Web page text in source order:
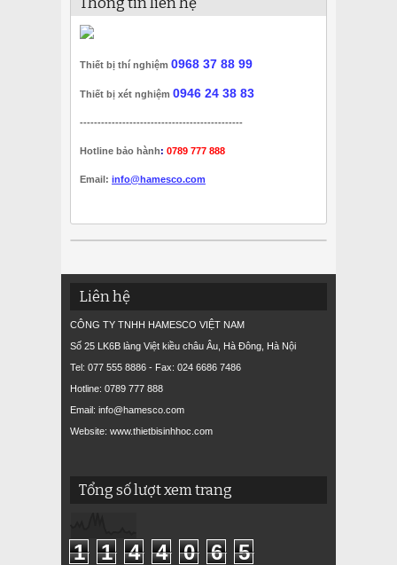
Thông tin liên hệ
Thiết bị thí nghiệm 0968 37 88 99
Thiết bị xét nghiệm 0946 24 38 83
----------------------------------------------
Hotline bảo hành: 0789 777 888
Email: info@hamesco.com
Liên hệ
CÔNG TY TNHH HAMESCO VIỆT NAM
Số 25 LK6B làng Việt kiều châu Âu, Hà Đông, Hà Nội
Tel: 077 555 8886 - Fax: 024 6686 7486
Hotline: 0789 777 888
Email: info@hamesco.com
Website: www.thietbisinhhoc.com
Tổng số lượt xem trang
1 1 4 4 0 6 5